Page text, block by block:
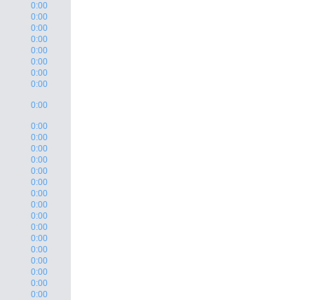
0:00
0:00
0:00
0:00
0:00
0:00
0:00
0:00
0:00
0:00
0:00
0:00
0:00
0:00
0:00
0:00
0:00
0:00
0:00
0:00
0:00
0:00
0:00
0:00
0:00